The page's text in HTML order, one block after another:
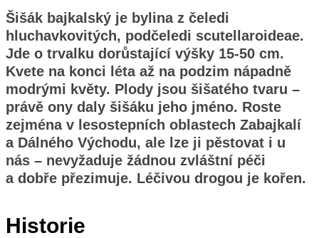
Šišák bajkalský je bylina z čeledi
hluchavkovitých, podčeledi scutellaroideae.
Jde o trvalku dorůstající výšky 15-50 cm.
Kvete na konci léta až na podzim nápadně
modrými květy. Plody jsou šišatého tvaru –
právě ony daly šišáku jeho jméno. Roste
zejména v lesostepních oblastech Zabajkalí
a Dálného Východu, ale lze ji pěstovat i u
nás – nevyžaduje žádnou zvláštní péči
a dobře přezimuje. Léčivou drogou je kořen.
Historie